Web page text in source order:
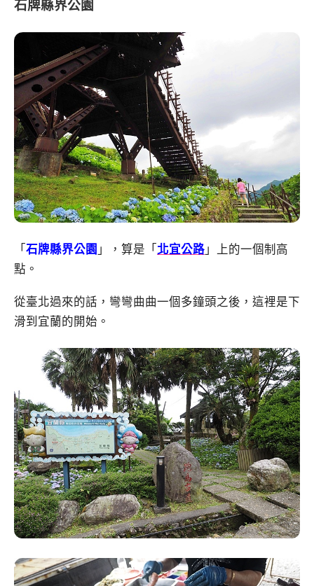
石牌縣界公園
「石牌縣界公園 」，算是「北宜公路」上的一個制高
點。
從臺北過來的話，彎彎曲曲一個多鐘頭之後，這裡是下
滑到宜蘭的開始。